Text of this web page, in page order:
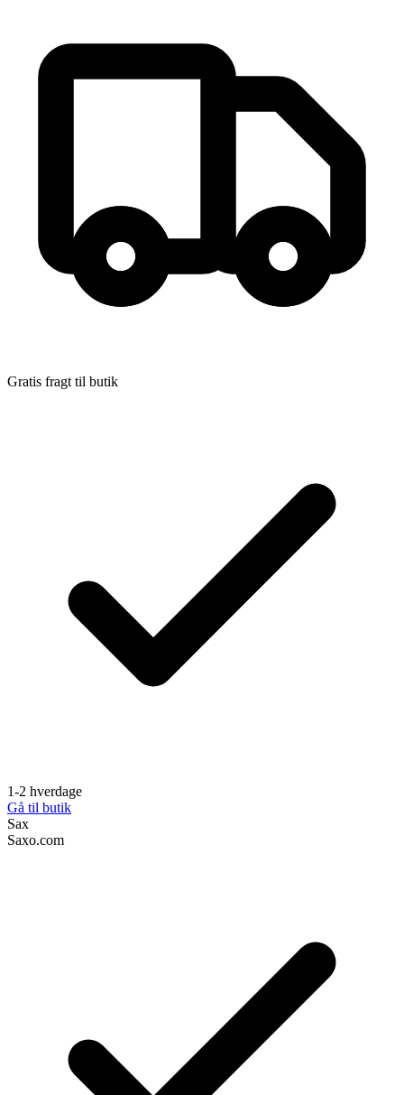
Gratis fragt til butik
1-2 hverdage
Gå til butik
Sax
Saxo.com